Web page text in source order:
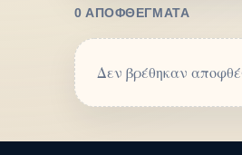
0 ΑΠΟΦΘΈΓΜΑΤΑ
Δεν βρέθηκαν